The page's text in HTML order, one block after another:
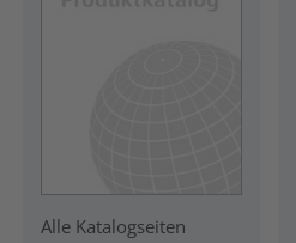
Alle Katalogseiten